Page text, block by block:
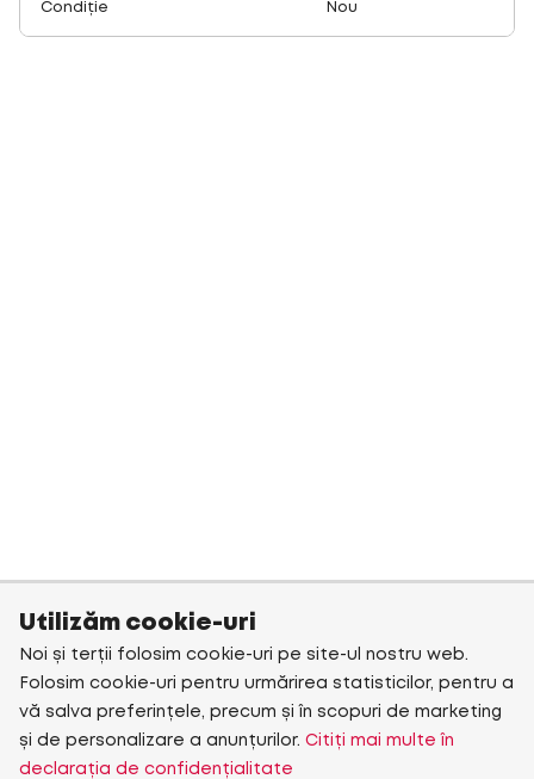
Condiție Nou
Utilizăm cookie-uri
Noi și terții folosim cookie-uri pe site-ul nostru web.
Folosim cookie-uri pentru urmărirea statisticilor, pentru a
vă salva preferințele, precum și în scopuri de marketing
și de personalizare a anunțurilor. Citiți mai multe în
declarația de confidențialitate